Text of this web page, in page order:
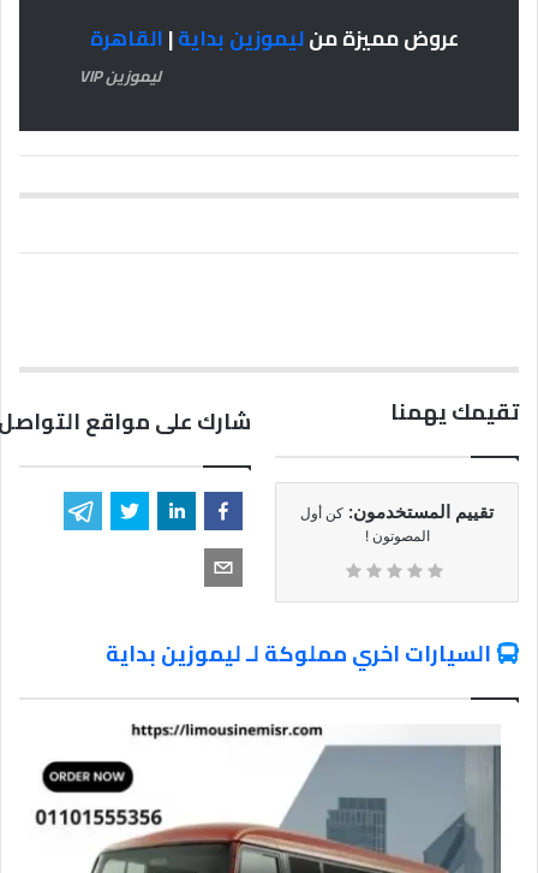
عروض مميزة منليموزين بداية|القاهرة
ليموزين VIP
تقيمك يهمنا
تقييم المستخدمون: كن أول
المصوتون !
شارك على مواقع
السيارات اخري مملوكة لـ ليموزين بداية